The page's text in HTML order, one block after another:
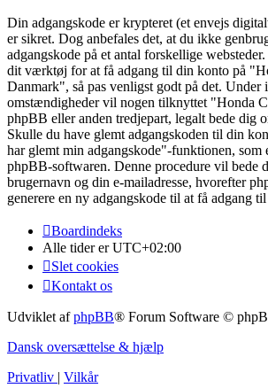
Din adgangskode er krypteret (et envejs
er sikret. Dog anbefales det, at du ikke
adgangskode på et antal forskellige
dit værktøj for at få adgang til din konto på
Danmark", så pas venligst godt på det. Under
omstændigheder vil nogen tilknyttet "Honda
phpBB eller anden tredjepart, legalt bede dig
Skulle du have glemt adgangskoden til din
har glemt min adgangskode"-funktionen, som
phpBB-softwaren. Denne procedure vil bede
brugernavn og din e-mailadresse, hvorefter
generere en ny adgangskode til at få adgang
Boardindeks
Alle tider erUTC+02:00
Slet cookies
Kontakt os
Udviklet afphpBB® Forum Software ©
Dansk oversættelse & hjælp
Privatliv | Vilkår